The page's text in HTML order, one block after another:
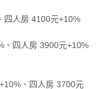
四人房 4100元+10%
、四人房 3900元+10%
、四人房 3700元